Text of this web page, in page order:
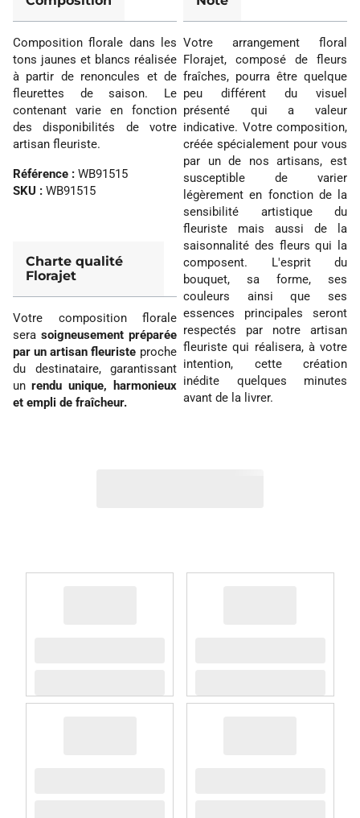
Composition florale dans les
tons jaunes et blancs réalisée
à partir de renoncules et de
fleurettes de saison. Le
contenant varie en fonction
des disponibilités de votre
artisan fleuriste.
Référence : WB91515
SKU : WB91515
Charte qualité
Florajet
Votre composition florale
sera soigneusement préparée
par un artisan fleuriste proche
du destinataire, garantissant
un rendu unique, harmonieux
et empli de fraîcheur.
Votre arrangement floral
Florajet, composé de fleurs
fraîches, pourra être quelque
peu différent du visuel
présenté qui a valeur
indicative. Votre composition,
créée spécialement pour vous
par un de nos artisans, est
susceptible de varier
légèrement en fonction de la
sensibilité artistique du
fleuriste mais aussi de la
saisonnalité des fleurs qui la
composent. L'esprit du
bouquet, sa forme, ses
couleurs ainsi que ses
essences principales seront
respectés par notre artisan
fleuriste qui réalisera, à votre
intention, cette création
inédite quelques minutes
avant de la livrer.